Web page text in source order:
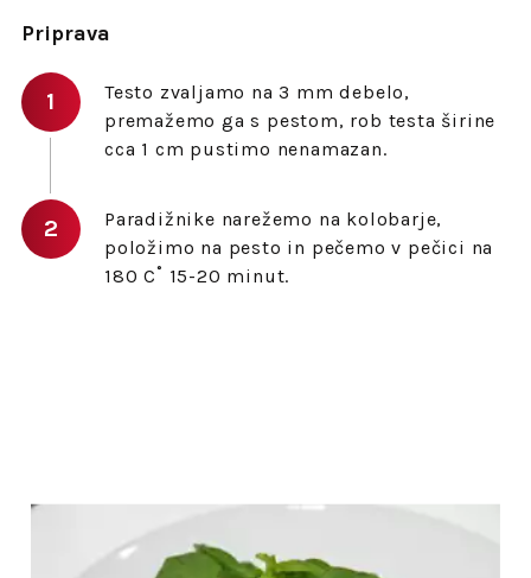
Priprava
Testo zvaljamo na 3 mm debelo,
premažemo ga s pestom, rob testa širine
cca 1 cm pustimo nenamazan.
Paradižnike narežemo na kolobarje,
položimo na pesto in pečemo v pečici na
180 C˚ 15-20 minut.